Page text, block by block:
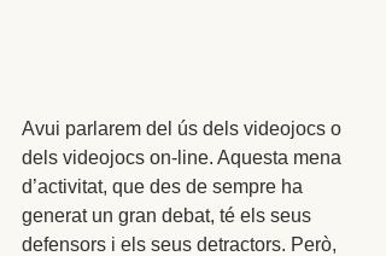
Avui parlarem del ús dels videojocs o
dels videojocs on-line. Aquesta mena
d’activitat, que des de sempre ha
generat un gran debat, té els seus
defensors i els seus detractors. Però,